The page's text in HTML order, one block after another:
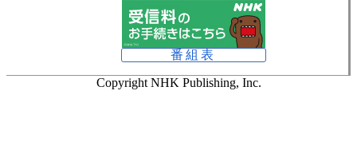
番組表
Copyright NHK Publishing, Inc.